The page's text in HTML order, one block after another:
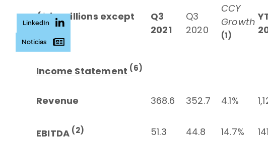
($ in millions except
EPS)
Q3
2021
Q3
2020
CCY
Growth
(1)
Income Statement (6)
Revenue 368.6 352.7 4.1%
EBITDA (2) 51.3 44.8 14.7%
LinkedIn
Noticias